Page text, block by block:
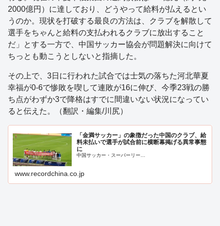
2000億円）に達しており、どうやって給料が払えるとい
うのか。現状を打破する最良の方法は、クラブを解散して
選手をちゃんと給料の支払われるクラブに放出すること
だ」とする一方で、中国サッカー協会が問題解決に向けて
ちっとも動こうとしないと指摘した。
その上で、3日に行われた試合では士気の落ちた河北華夏
幸福が0-6で惨敗を喫して連敗が16に伸び、今季23戦の勝
ち点がわずか3で降格はすでに間違いない状況になってい
ると伝えた。（翻訳・編集/川尻）
「金満サッカー」の象徴だった中国のクラブ、給
料未払いで選手が試合前に横断幕掲げる異常事態
に
中国サッカー・スーパーリー…
www.recordchina.co.jp